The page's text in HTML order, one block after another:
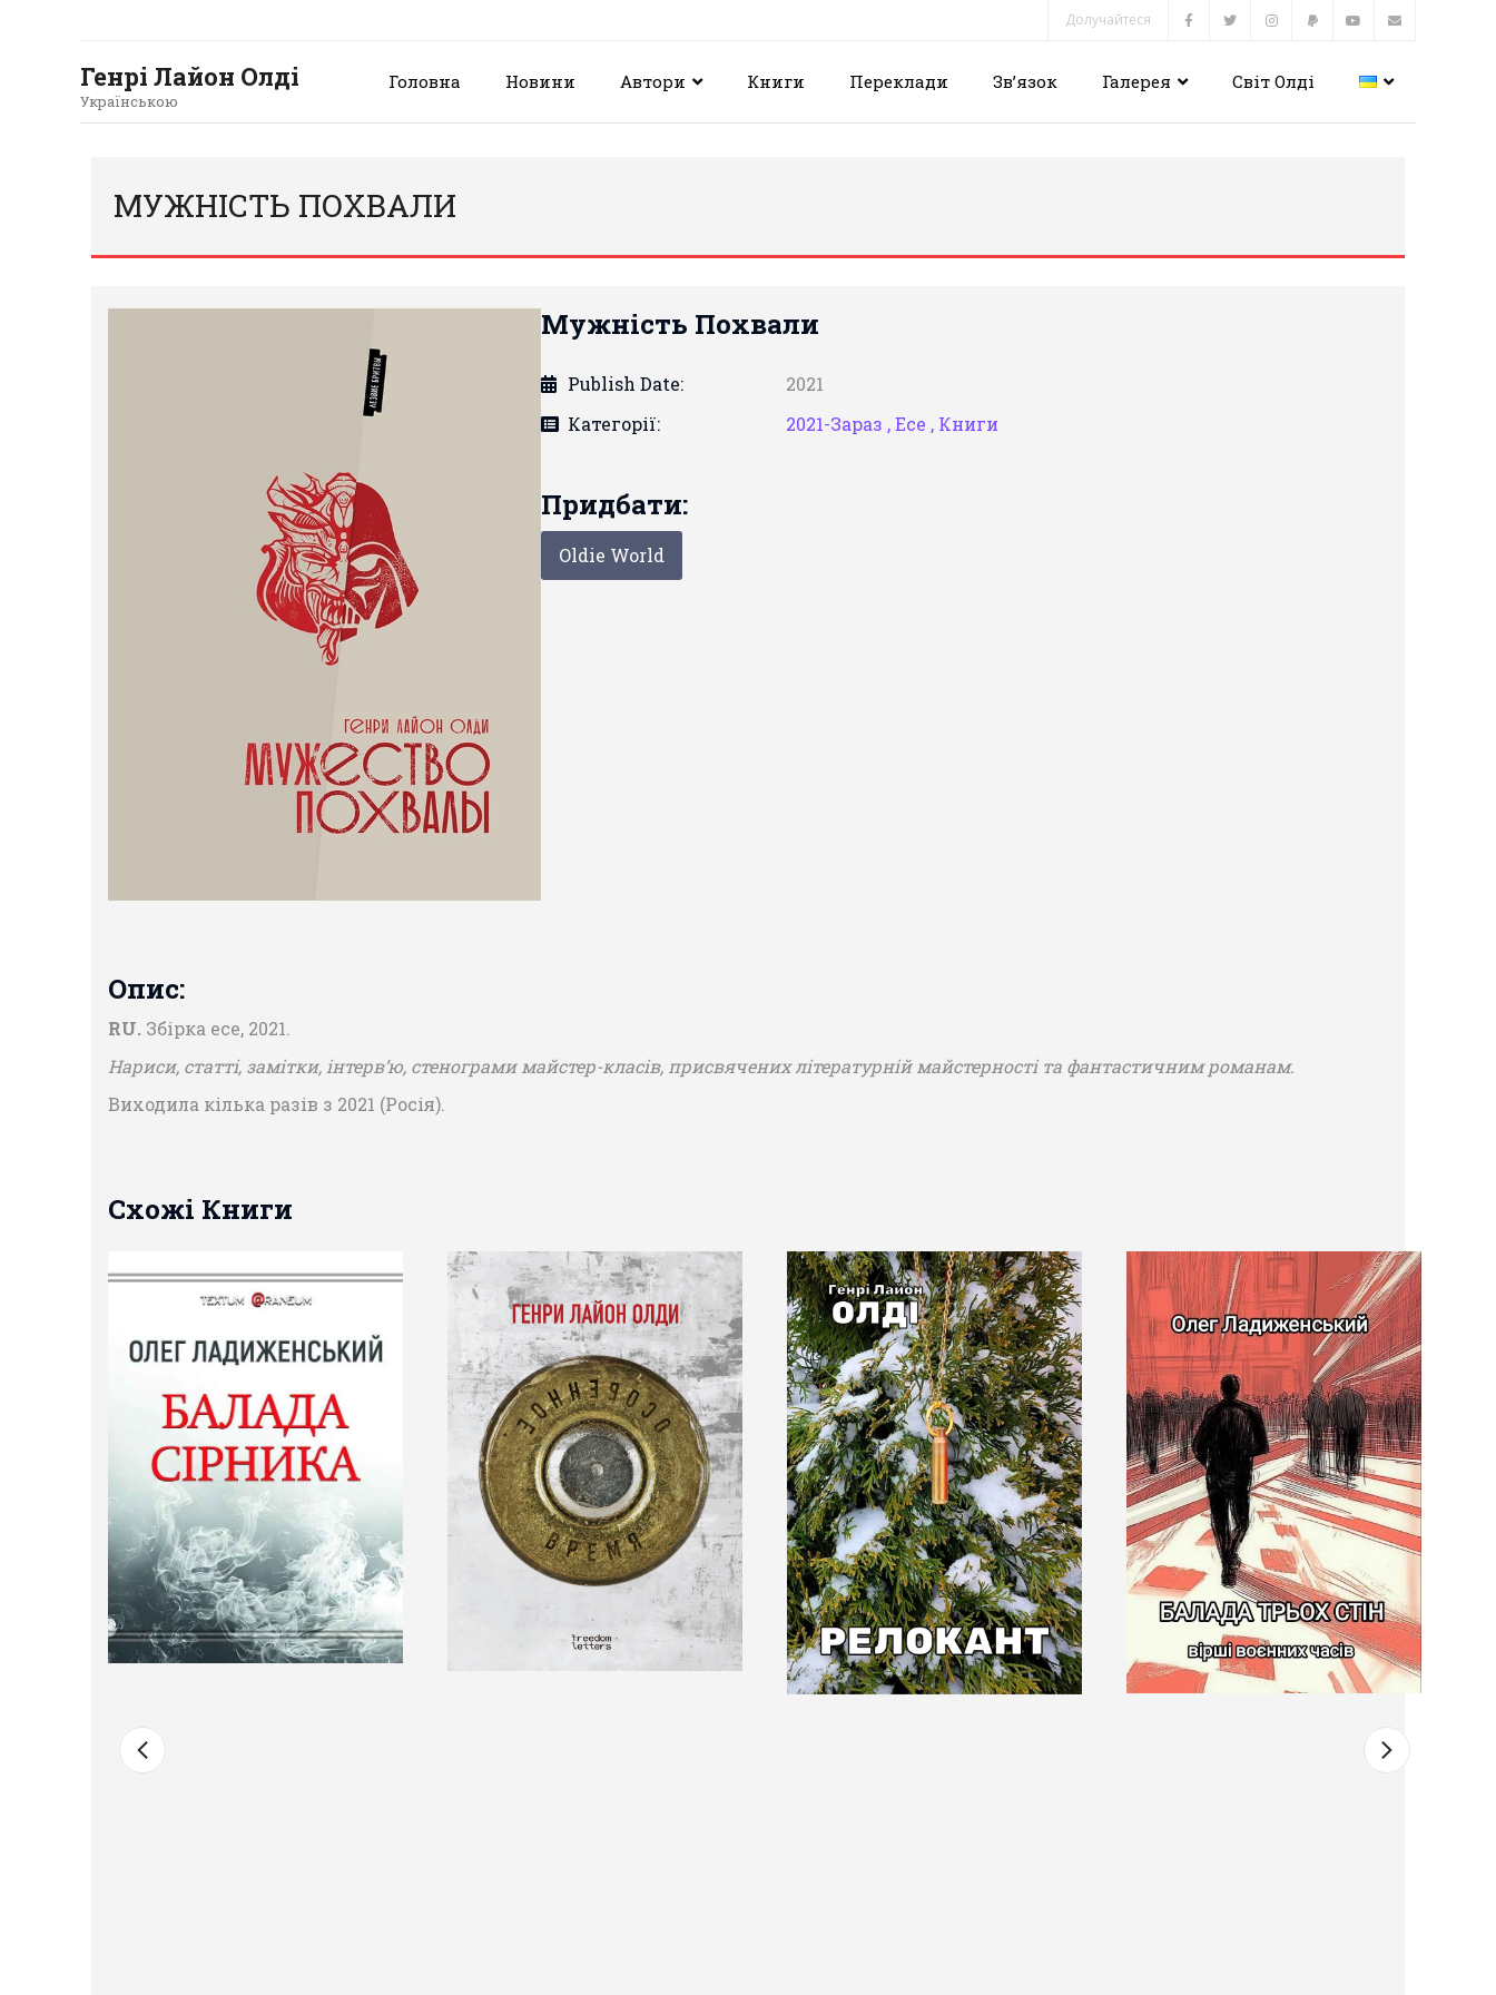
Долучайтеся
Генрі Лайон Олді
Українською
Головна Новини Автори Книги Переклади Зв’язок Галерея Світ Олді
МУЖНІСТЬ ПОХВАЛИ
Мужність Похвали
Publish Date:
2021
Категорії:
2021-Зараз ,Есе , Книги
Придбати:
Oldie World
Опис:
RU. Збірка есе, 2021.
Нариси, статті, замітки, інтерв’ю, стенограми майстер-класів, присвячених літературній майстерності та фантастичним романам.
Виходила кілька разів з 2021 (Росія).
Схожі Книги